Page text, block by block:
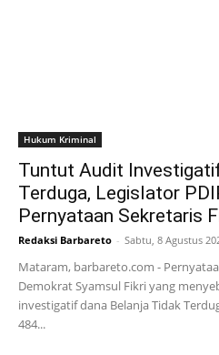
Hukum Kriminal
Tuntut Audit
Terduga, Legislator
Pernyataan Sekretaris
Redaksi Barbareto - Sabtu, 8 Agustus
Mataram, barbareto.com -
Demokrat Syamsul Fikri yang
investigatif dana Belanja Tidak
484...